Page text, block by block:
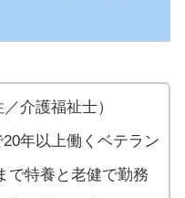
介護福祉士）
年以上働くベテラン
で特養と老健で勤務